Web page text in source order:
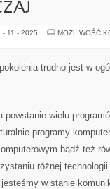
- 11 - 2025
MOŻLIWOŚĆ
trudno jest w
powstanie wielu
programy
bądź też
różnej
w stanie